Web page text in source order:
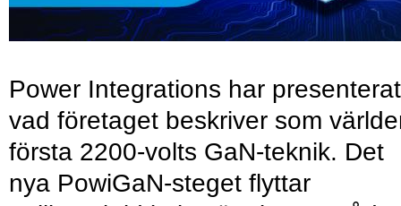
Power Integrations har presenterat
vad företaget beskriver som
första 2200-volts GaN-teknik. Det
nya PowiGaN-steget flyttar